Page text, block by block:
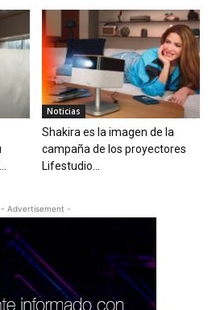
Noticias
Shakira es la imagen de la
campaña de los proyectores
Lifestudio...
- Advertisement -